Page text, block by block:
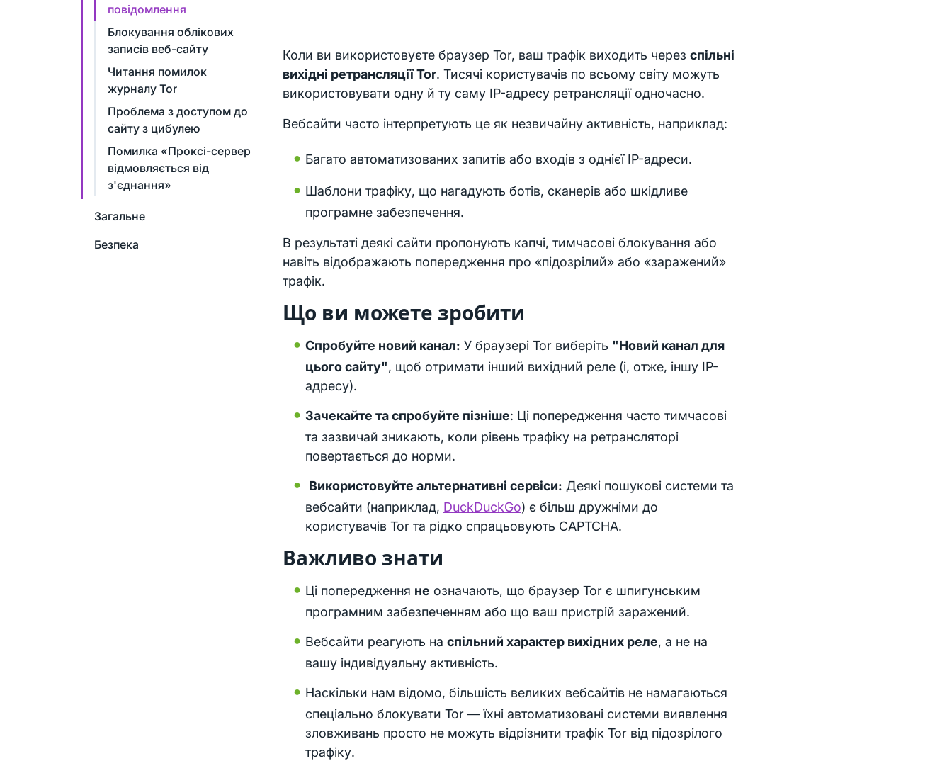
повідомлення
Блокування облікових
записів веб-сайту
Читання помилок
журналу Tor
Проблема з доступом до
сайту з цибулею
Помилка «Проксі-сервер
відмовляється від
з'єднання»
Загальне
Безпека
Коли ви використовуєте браузер Tor, ваш трафік виходить через спільні
вихідні ретрансляції Tor. Тисячі користувачів по всьому світу можуть
використовувати одну й ту саму IP-адресу ретрансляції одночасно.
Вебсайти часто інтерпретують це як незвичайну активність, наприклад:
Багато автоматизованих запитів або входів з однієї IP-адреси.
Шаблони трафіку, що нагадують ботів, сканерів або шкідливе
програмне забезпечення.
В результаті деякі сайти пропонують капчі, тимчасові блокування або
навіть відображають попередження про «підозрілий» або «заражений»
трафік.
Що ви можете зробити
Спробуйте новий канал: У браузері Tor виберіть "Новий канал для
цього сайту", щоб отримати інший вихідний реле (і, отже, іншу IP-
адресу).
Зачекайте та спробуйте пізніше: Ці попередження часто тимчасові
та зазвичай зникають, коли рівень трафіку на ретрансляторі
повертається до норми.
Використовуйте альтернативні сервіси: Деякі пошукові системи та
вебсайти (наприклад, DuckDuckGo) є більш дружніми до
користувачів Tor та рідко спрацьовують CAPTCHA.
Важливо знати
Ці попередження не означають, що браузер Tor є шпигунським
програмним забезпеченням або що ваш пристрій заражений.
Вебсайти реагують на спільний характер вихідних реле, а не на
вашу індивідуальну активність.
Наскільки нам відомо, більшість великих вебсайтів не намагаються
спеціально блокувати Tor — їхні автоматизовані системи виявлення
зловживань просто не можуть відрізнити трафік Tor від підозрілого
трафіку.